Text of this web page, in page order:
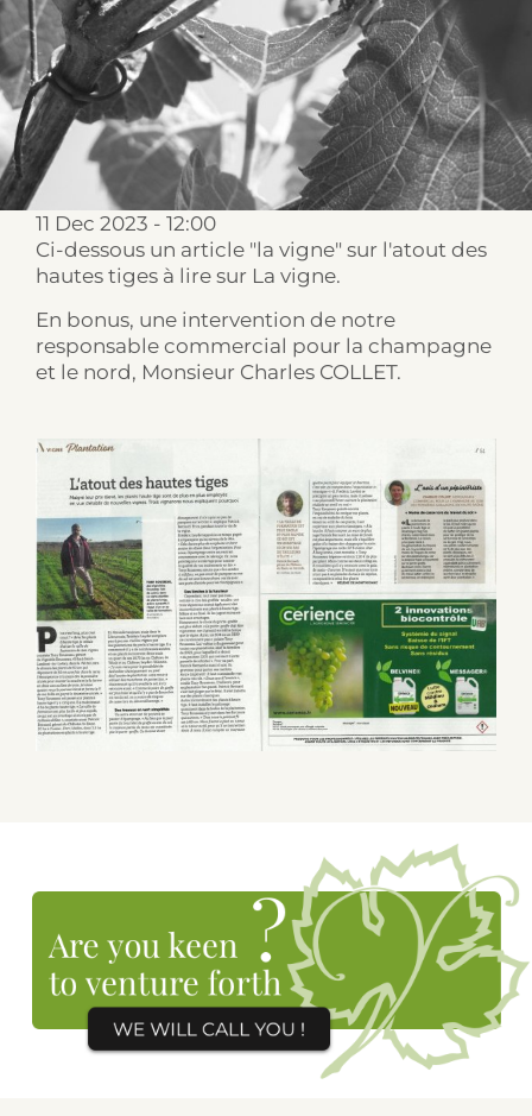
CONTACT DETAILS
11 Dec 2023 - 12:00
Ci-dessous un article "la vigne" sur l'atout des
hautes tiges à lire sur La vigne.
En bonus, une intervention de notre
responsable commercial pour la champagne
et le nord, Monsieur Charles COLLET.